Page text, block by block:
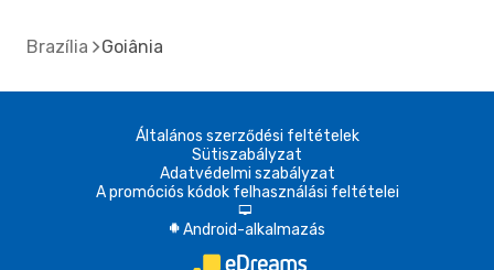
Brazília Goiânia
Általános szerződési feltételek
Sütiszabályzat
Adatvédelmi szabályzat
A promóciós kódok felhasználási feltételei
d
A Android-alkalmazás